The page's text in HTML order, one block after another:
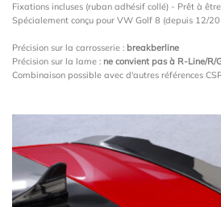
Fixations incluses (ruban adhésif collé) - Prêt à
Spécialement conçu pour VW Golf 8 (depuis 12/
Précision sur la carrosserie : breakberline
Précision sur la lame : ne convient pas à R-Line/R/
Combinaison possible avec d'autres références